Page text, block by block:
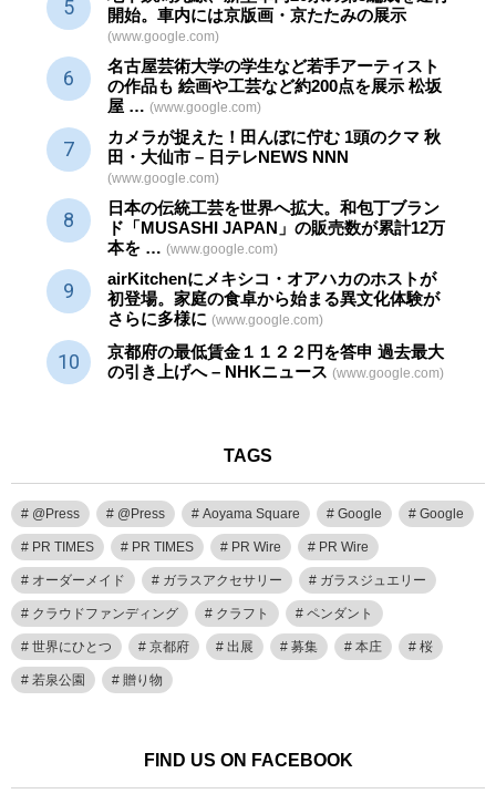
開始。車内には京版画・京たたみの展示
(www.google.com)
名古屋芸術大学の学生など若手アーティスト
の作品も 絵画や工芸など約200点を展示 松坂
屋 … (www.google.com)
カメラが捉えた！田んぼに佇む 1頭のクマ 秋
田・大仙市 – 日テレNEWS NNN
(www.google.com)
日本の伝統工芸を世界へ拡大。和包丁ブラン
ド「MUSASHI JAPAN」の販売数が累計12万
本を … (www.google.com)
airKitchenにメキシコ・オアハカのホストが
初登場。家庭の食卓から始まる異文化体験が
さらに多様に (www.google.com)
京都府の最低賃金１１２２円を答申 過去最大
の引き上げへ – NHKニュース (www.google.com)
TAGS
@Press @Press Aoyama Square Google Google
PR TIMES PR TIMES PR Wire PR Wire
オーダーメイド ガラスアクセサリー ガラスジュエリー
クラウドファンディング クラフト ペンダント
世界にひとつ 京都府 出展 募集 本庄 桜
若泉公園 贈り物
FIND US ON FACEBOOK